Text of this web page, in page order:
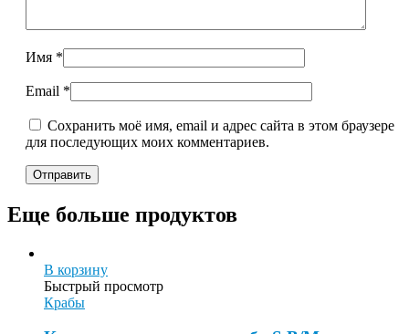
Имя *
Email *
Сохранить моё имя, email и адрес сайта в этом браузере
для последующих моих комментариев.
Еще больше продуктов
В корзину
Быстрый просмотр
Крабы